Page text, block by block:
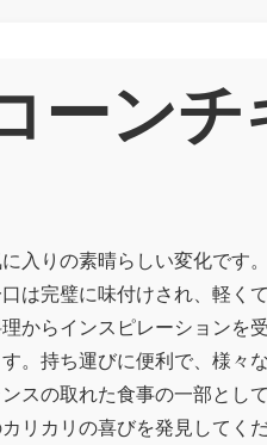
ーンチ
入りの素晴らしい変化です
は完璧に味付けされ、軽く
からインスピレーションを
。持ち運びに便利で、様々
スの取れた食事の一部とし
リカリの喜びを発見してく